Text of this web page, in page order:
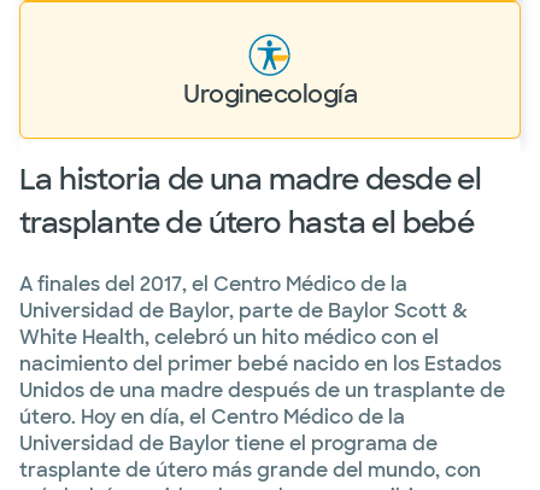
Uroginecología
La historia de una madre desde el
trasplante de útero hasta el bebé
A finales del 2017, el Centro Médico de la
Universidad de Baylor, parte de Baylor Scott &
White Health, celebró un hito médico con el
nacimiento del primer bebé nacido en los Estados
Unidos de una madre después de un trasplante de
útero. Hoy en día, el Centro Médico de la
Universidad de Baylor tiene el programa de
trasplante de útero más grande del mundo, con